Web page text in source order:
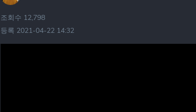
조회수 12,798
등록 2021-04-22 14:32